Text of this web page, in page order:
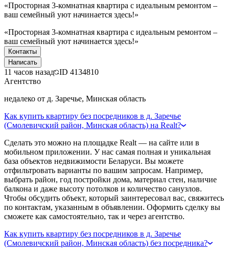
«Просторная 3-комнатная квартира с идеальным ремонтом –
ваш семейный уют начинается здесь!»
«Просторная 3-комнатная квартира с идеальным ремонтом –
ваш семейный уют начинается здесь!»
Контакты
Написать
11 часов назад ID 4134810
Агентство
недалеко от д. Заречье, Минская область
Как купить квартиру без посредников в д. Заречье
(Смолевичский район, Минская область) на Realt?
Сделать это можно на площадке Realt — на сайте или в
мобильном приложении. У нас самая полная и уникальная
база объектов недвижимости Беларуси. Вы можете
отфильтровать варианты по вашим запросам. Например,
выбрать район, год постройки дома, материал стен, наличие
балкона и даже высоту потолков и количество санузлов.
Чтобы обсудить объект, который заинтересовал вас, свяжитесь
по контактам, указанным в объявлении. Оформить сделку вы
сможете как самостоятельно, так и через агентство.
Как купить квартиру без посредников в д. Заречье
(Смолевичский район, Минская область) без посредника?